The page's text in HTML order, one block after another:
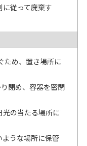
従って廃棄す
ため、置き場所に
閉め、容器を密閉
の当たる場所に
うな場所に保管